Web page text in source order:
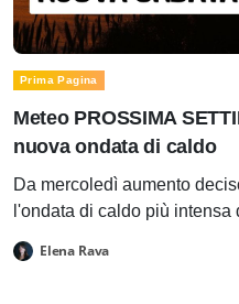
Prima Pagina
Meteo PROSSIMA
nuova ondata di caldo
Da mercoledì aumento
l'ondata di caldo più intensa
Elena Rava